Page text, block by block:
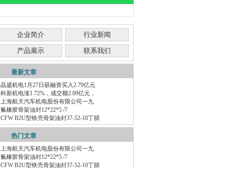
企业简介 行业新闻
产品展示 联系我们
最新文章
晶盛机电1月27日获融资买入2.79亿元
科新机电涨1.72%，成交额2.09亿元，
上海航天汽车机电股份有限公司一九
氟橡胶骨架油封12*22*5 /7
CFW B2U型铁壳骨架油封37-52-10丁腈
热门文章
上海航天汽车机电股份有限公司一九
氟橡胶骨架油封12*22*5 /7
CFW B2U型铁壳骨架油封37-52-10丁腈